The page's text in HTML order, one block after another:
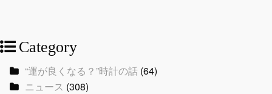
Category
“運が良くなる？”時計の話(64)
ニュース (308)